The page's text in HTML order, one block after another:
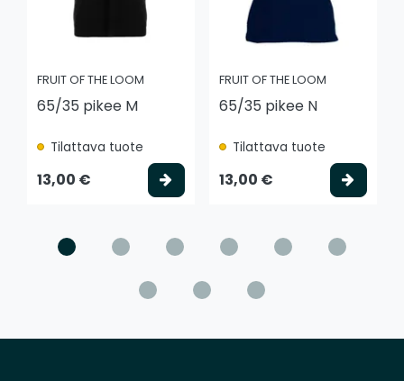
FRUIT OF THE LOOM
65/35 pikee M
Tilattava tuote
13,00 € Valitse vaihtoehto
FRUIT OF THE LOOM
65/35 pikee N
Tilattava tuote
13,00 €